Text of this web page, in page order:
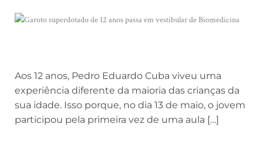
Aos 12 anos, Pedro Eduardo Cuba viveu uma
experiência diferente da maioria das crianças da
sua idade. Isso porque, no dia 13 de maio, o jovem
participou pela primeira vez de uma aula […]